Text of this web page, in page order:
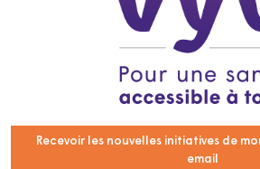
Recevoir les nouvelles initiatives de
email